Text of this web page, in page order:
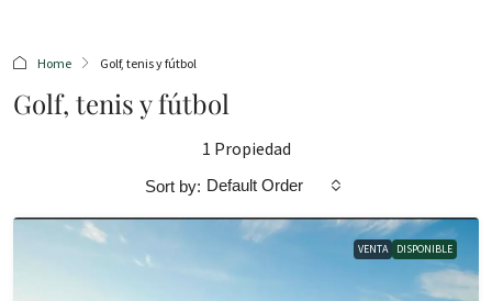
Home Golf, tenis y fútbol
Golf, tenis y fútbol
1 Propiedad
Sort by: Default Order
VENTA DISPONIBLE